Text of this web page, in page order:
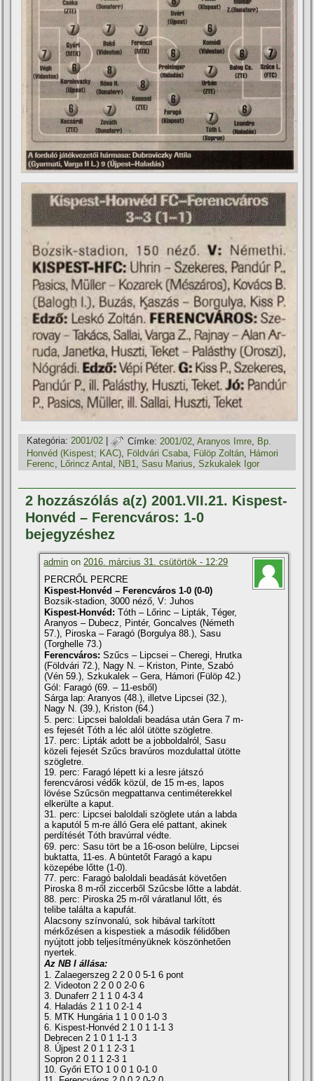
Kategória: 2001/02 | Címke: 2001/02 ,Aranyos Imre
Bp.
Honvéd (Kispest; KAC), Földvári Csaba, Fülöp Zoltán, Hámori
Ferenc, Lőrincz Antal , NB1,Sasu Marius,Szkukalek Igor
2 hozzászólás a(z) 2001.VII.21. Kispest-
Honvéd – Ferencváros: 1-0
bejegyzéshez
admin on2016. március 31. csütörtök - 12:29
PERCRŐL PERCRE
Kispest-Honvéd – Ferencváros 1-0 (0-0)
Bozsik-stadion, 3000 néző, V: Juhos
Kispest-Honvéd: Tóth – Lőrinc – Lipták, Téger,
Aranyos – Dubecz, Pintér, Goncalves (Németh
57.), Piroska – Faragó (Borgulya 88.), Sasu
(Torghelle 73.)
Ferencváros: Szűcs – Lipcsei – Cheregi, Hrutka
(Földvári 72.), Nagy N. – Kriston, Pinte, Szabó
(Vén 59.), Szkukalek – Gera, Hámori (Fülöp 42.)
Gól: Faragó (69. – 11-esből)
Sárga lap: Aranyos (48.), illetve Lipcsei (32.),
Nagy N. (39.), Kriston (64.)
5. perc: Lipcsei baloldali beadása után Gera 7 m-
es fejesét Tóth a léc alól ütötte szögletre.
17. perc: Lipták adott be a jobboldalról, Sasu
közeli fejesét Szűcs bravúros mozdulattal ütötte
szögletre.
19. perc: Faragó lépett ki a lesre játszó
ferencvárosi védők közül, de 15 m-es, lapos
lövése Szűcsön megpattanva centiméterekkel
elkerülte a kaput.
31. perc: Lipcsei baloldali szöglete után a labda
a kaputól 5 m-re álló Gera elé pattant, akinek
perdí­tését Tóth bravúrral védte.
69. perc: Sasu tört be a 16-oson belülre, Lipcsei
buktatta, 11-es. A büntetőt Faragó a kapu
közepébe lőtte (1-0).
77. perc: Faragó baloldali beadását követően
Piroska 8 m-ről ziccerből Szűcsbe lőtte a labdát.
88. perc: Piroska 25 m-ről váratlanul lőtt, és
telibe találta a kapufát.
Alacsony szí­nvonalú, sok hibával tarkí­tott
mérkőzésen a kispestiek a második félidőben
nyújtott jobb teljesí­tményüknek köszönhetően
nyertek.
Az NB I állása:
1. Zalaegerszeg 2 2 0 0 5-1 6 pont
2. Videoton 2 2 0 0 2-0 6
3. Dunaferr 2 1 1 0 4-3 4
4. Haladás 2 1 1 0 2-1 4
5. MTK Hungária 1 1 0 0 1-0 3
6. Kispest-Honvéd 2 1 0 1 1-1 3
Debrecen 2 1 0 1 1-1 3
8. Újpest 2 0 1 1 2-3 1
Sopron 2 0 1 1 2-3 1
10. Győri ETO 1 0 0 1 0-1 0